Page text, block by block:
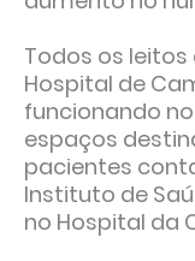
Todos os leitos
Hospital de
funcionando
espaços
pacientes
Instituto de
no Hospital da